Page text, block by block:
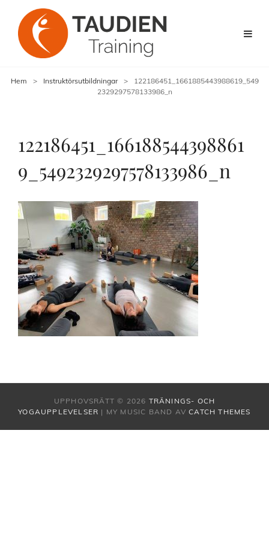
Hem > Instruktörsutbildningar >
122186451_1661885443988619_549
2329297578133986_n
122186451_166188544398861
9_5492329297578133986_n
UPPHOVSRÄTT © 2026 TRÄNINGS- OCH
YOGAUPPLEVELSER | MY MUSIC BAND AVCATCH THEMES